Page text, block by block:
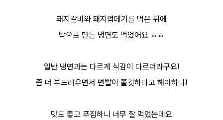
돼지갈비와 돼지껍데기를 먹은 뒤에
박으로 만든 냉면도 먹었어요 ㅎㅎ
일반 냉면과는 다르게 식감이 다르더라구요!
좀 더 부드러우면서 면빨이 쫄깃하다고 해야하나!
맛도 좋고 푸짐하니 너무 잘 먹었는데요